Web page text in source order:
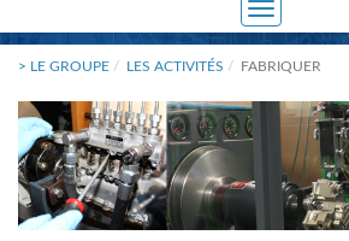
Toggle
navigation
> LE GROUPE LES ACTIVITÉS FABRIQUER